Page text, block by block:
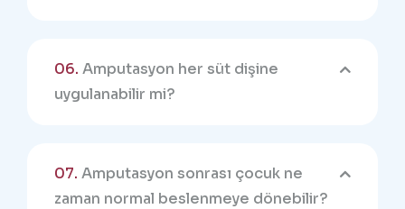
06.
uygulanabilir mi?
07.
zaman normal beslenmeye dönebilir?